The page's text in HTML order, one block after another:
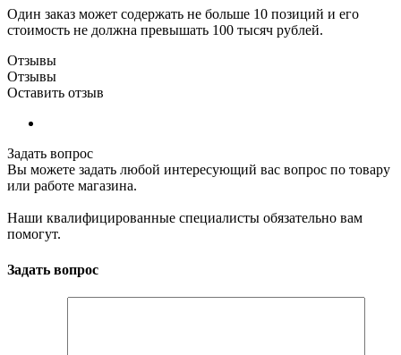
Один заказ может содержать не больше 10 позиций и его
стоимость не должна превышать 100 тысяч рублей.
Отзывы
Отзывы
Оставить отзыв
Задать вопрос
Вы можете задать любой интересующий вас вопрос по товару
или работе магазина.
Наши квалифицированные специалисты обязательно вам
помогут.
Задать вопрос